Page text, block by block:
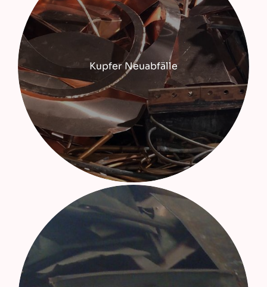
Kupfer Neuabfälle